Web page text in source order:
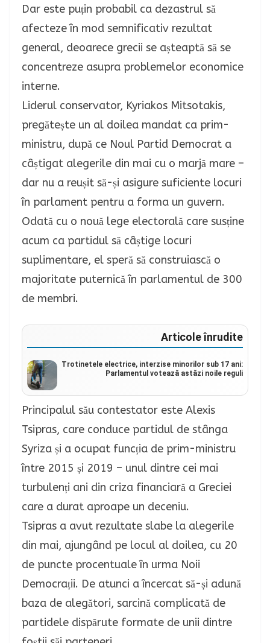
Dar este puțin probabil ca dezastrul să
afecteze în mod semnificativ rezultat
general, deoarece grecii se așteaptă să se
concentreze asupra problemelor economice
interne.
Liderul conservator, Kyriakos Mitsotakis,
pregătește un al doilea mandat ca prim-
ministru, după ce Noul Partid Democrat a
câștigat alegerile din mai cu o marjă mare –
dar nu a reușit să-și asigure suficiente locuri
în parlament pentru a forma un guvern.
Odată cu o nouă lege electorală care susține
acum ca partidul să câștige locuri
suplimentare, el speră să construiască o
majoritate puternică în parlamentul de 300
de membri.
Articole înrudite
Trotinetele electrice, interzise minorilor sub 17 ani:
Parlamentul votează astăzi noile reguli
Principalul său contestator este Alexis
Tsipras, care conduce partidul de stânga
Syriza și a ocupat funcția de prim-ministru
între 2015 și 2019 – unul dintre cei mai
turbulenți ani din criza financiară a Greciei
care a durat aproape un deceniu.
Tsipras a avut rezultate slabe la alegerile
din mai, ajungând pe locul al doilea, cu 20
de puncte procentuale în urma Noii
Democrații. De atunci a încercat să-și adună
baza de alegători, sarcină complicată de
partidele dispărute formate de unii dintre